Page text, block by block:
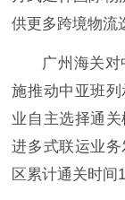
供更多跨境物流
广州海关
施推动中亚班
业自主选择通
进多式联运业
区累计通关时间